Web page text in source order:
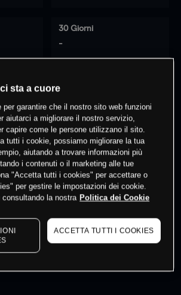
30 Giorni
-
hanno posizioni
Fai trading
indicativi. Accediper vedere gli ultimi
to see latest market data
sta a cuore
garantire che il nostro sito web funzioni
aiutarci a migliorare il nostro servizio,
capire come le persone utilizzano il sito.
tutti i cookie, possiamo migliorare la tua
aiutando a trovare informazioni più
i contenuti o il marketing alle tue
"Accetta tutti i cookies" per accettare o
per gestire le impostazioni dei cookie.
la nostra Politica dei Cookie
ACCETTA TUTTI I COOKIES